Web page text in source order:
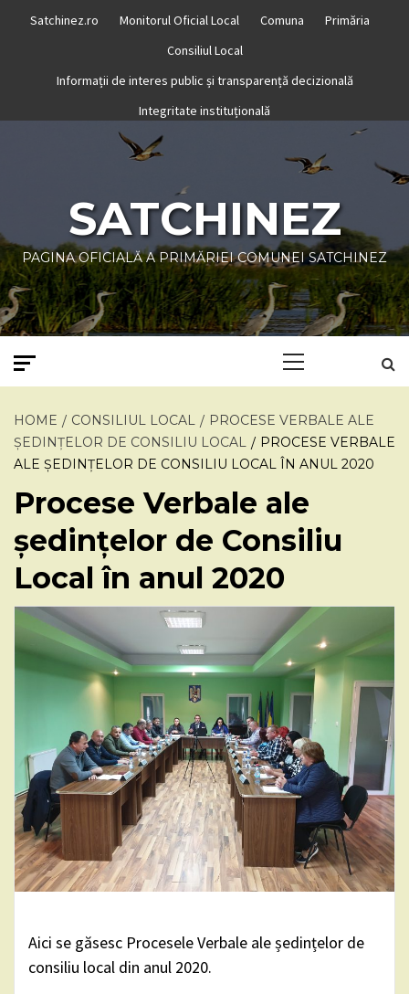
Satchinez.ro Monitorul Oficial Local Comuna
Primăria
Consiliul Local
Informații de interes public și transparență decizională
Integritate instituțională
SATCHINEZ
PAGINA OFICIALĂ A PRIMĂRIEI COMUNEI SATCHINEZ
HOME CONSILIUL LOCAL
PROCESE VERBALE ALE
ȘEDINȚELOR DE CONSILIU LOCAL
PROCESE VERBALE
ALE ȘEDINȚELOR DE CONSILIU LOCAL ÎN ANUL 2020
Procese Verbale ale
ședințelor de Consiliu
Local în anul 2020
Aici se găsesc Procesele Verbale ale ședințelor de
consiliu local din anul 2020.